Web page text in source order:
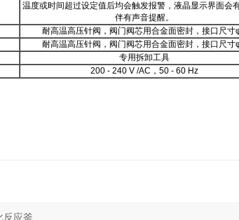
温度或时间超过设定值后均会触发报警，液晶显示界面会
伴有声音提醒。
耐高温高压针阀，阀门阀芯用合金面密封，接口尺寸
耐高温高压针阀，阀门阀芯用合金面密封，接口尺寸
专用拆卸工具
200 - 240 V /AC，50 - 60 Hz